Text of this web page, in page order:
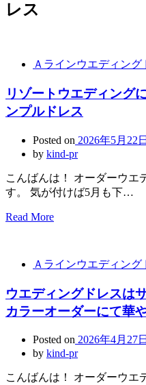
レス
Ａラインウエディング
リゾートウエディング
ンプルドレス
Posted on 2026年5月22日
by kind-pr
こんばんは！ オーダーウエ
す。 気が付けば5月も下…
Read More
Ａラインウエディング
ウエディングドレスは
カラーオーダーにて華
Posted on 2026年4月27日
by kind-pr
こんばんは！ オーダーウエ